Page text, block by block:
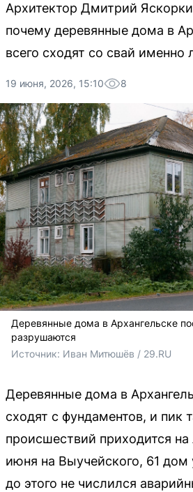
Архитектор Дмитрий
почему деревянные дома в
всего сходят со свай именно
19 июня, 2026, 15:10 8
Деревянные дома в Архангельске
разрушаются
Источник: Иван Митюшёв / 29.RU
Деревянные дома в
сходят с фундаментов, и пик
происшествий приходится
июня на Выучейского, 61 дом
до этого не числился